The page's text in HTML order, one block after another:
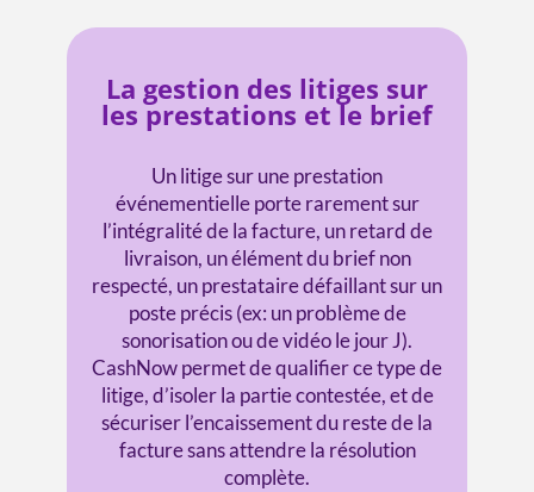
La gestion des litiges sur
les prestations et le brief
Un litige sur une prestation
événementielle porte rarement sur
l’intégralité de la facture, un retard de
livraison, un élément du brief non
respecté, un prestataire défaillant sur un
poste précis (ex: un problème de
sonorisation ou de vidéo le jour J).
CashNow permet de qualifier ce type de
litige, d’isoler la partie contestée, et de
sécuriser l’encaissement du reste de la
facture sans attendre la résolution
complète.